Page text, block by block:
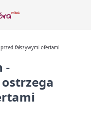
fałszywymi ofertami
-